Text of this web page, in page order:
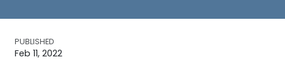
PUBLISHED
Feb 11, 2022